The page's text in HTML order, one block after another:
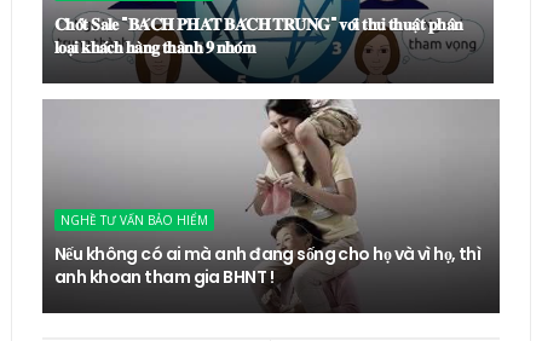
𝐂𝐡𝐨̂́𝐭 𝐒𝐚𝐥𝐞 "𝐁𝐀́𝐂𝐇 𝐏𝐇𝐀́𝐓 𝐁𝐀́𝐂𝐇 𝐓𝐑𝐔́𝐍𝐆" 𝐯𝐨̛́𝐢 𝐭𝐡𝐮̉ 𝐭𝐡𝐮𝐚̣̂𝐭 𝐩𝐡𝐚̂𝐧
𝐥𝐨𝐚̣𝐢 𝐤𝐡𝐚́𝐜𝐡 𝐡𝐚̀𝐧𝐠 𝐭𝐡𝐚̀𝐧𝐡 𝟗 𝐧𝐡𝐨́𝐦
NGHỀ TƯ VẤN BẢO HIỂM
Nếu không có ai mà anh đang sống cho họ và vì họ, thì
anh khoan tham gia BHNT !